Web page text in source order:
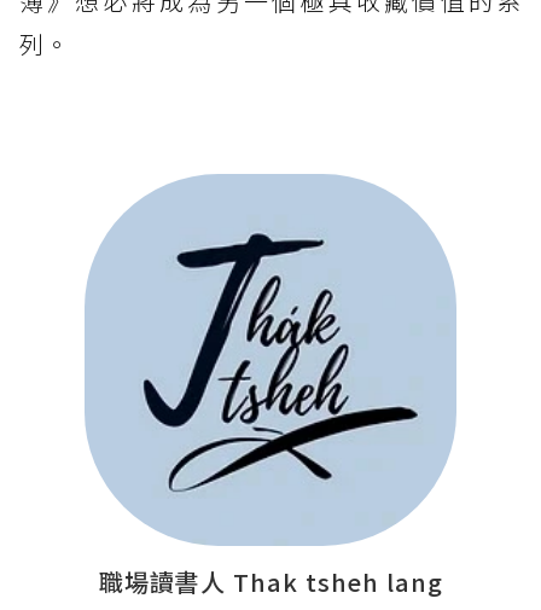
列。
職場讀書人 Thak tsheh lang